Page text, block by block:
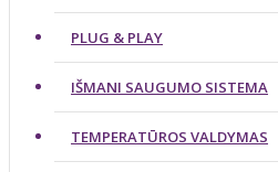
PLUG & PLAY
IŠMANI SAUGUMO SISTEMA
TEMPERATŪROS VALDYMAS